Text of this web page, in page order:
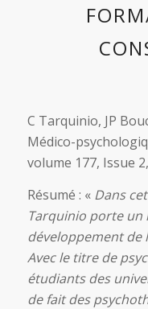
C Tarquinio, JP
Médico-
volume 177, Issue
Résumé : « Dans
Tarquinio porte
développement de
Avec le titre de
étudiants des
de fait des